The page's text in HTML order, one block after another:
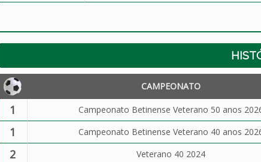
CAMPEONATO
1 Campeonato Betinense Veterano 50 anos
1 Campeonato Betinense Veterano 40 anos
2 Veterano 40 2024